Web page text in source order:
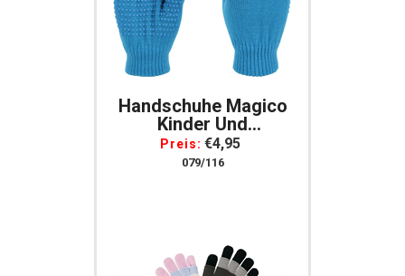
Handschuhe Magico
Kinder Und
Erwachsene Für Auto
Fahrrad Reiten
Preis: €4,95
079/116